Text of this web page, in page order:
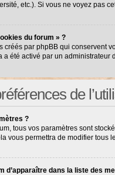
etc.). Si vous ne voyez pas
du forum » ?
créés par phpBB qui conservent
a été activé par un
de
?
tous vos paramètres sont
vous permettra de modifier tous
d’apparaître dans la liste des